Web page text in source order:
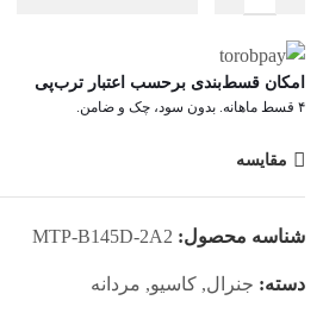
امکان قسط‌بندی برحسب اعتبار ترب‌پی
۴ قسط ماهانه. بدون سود، چک و ضامن.
مقایسه
شناسه محصول: MTP-B145D-2A2
دسته: جنرال, کاسیو, مردانه